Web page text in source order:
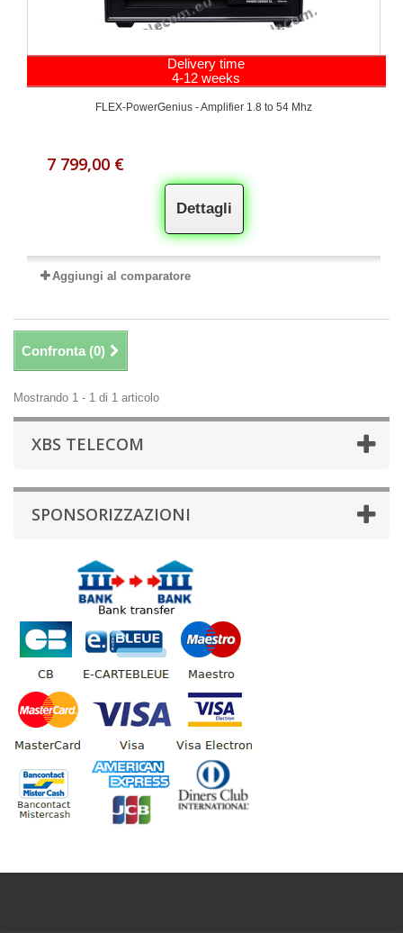
Delivery time
4-12 weeks
FLEX-PowerGenius - Amplifier 1.8 to 54 Mhz
7 799,00 €
Dettagli
Aggiungi al comparatore
Confronta (0)
Mostrando 1 - 1 di 1 articolo
XBS TELECOM
SPONSORIZZAZIONI